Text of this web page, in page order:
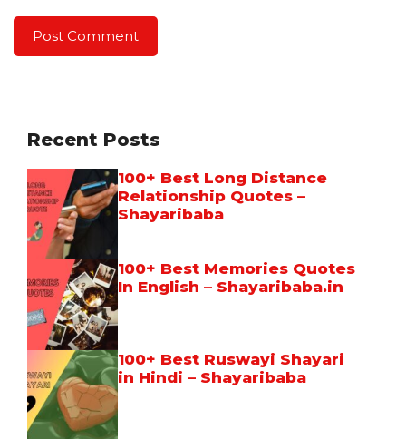
Recent Posts
100+ Best Long Distance
Relationship Quotes –
Shayaribaba
100+ Best Memories Quotes
In English – Shayaribaba.in
100+ Best Ruswayi Shayari
in Hindi – Shayaribaba